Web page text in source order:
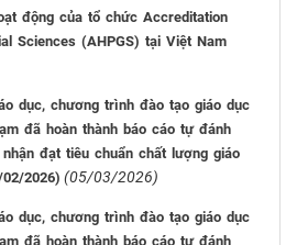
động của tổ chức Accreditation
Sciences (AHPGS) tại Việt Nam
dục, chương trình đào tạo giáo dục
đã hoàn thành báo cáo tự đánh
đạt tiêu chuẩn chất lượng giáo
2026) (05/03/2026)
dục, chương trình đào tạo giáo dục
đã hoàn thành báo cáo tự đánh